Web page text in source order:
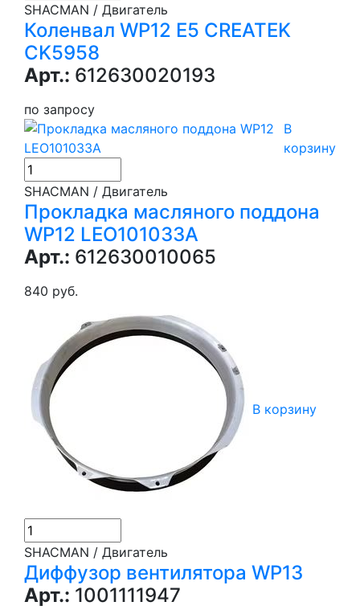
SHACMAN / Двигатель
Коленвал WP12 E5 CREATEK
CK5958
Арт.: 612630020193
по запросу
В
корзину
SHACMAN / Двигатель
Прокладка масляного поддона
WP12 LEO101033A
Арт.: 612630010065
840 руб.
В корзину
SHACMAN / Двигатель
Диффузор вентилятора WP13
Арт.: 1001111947